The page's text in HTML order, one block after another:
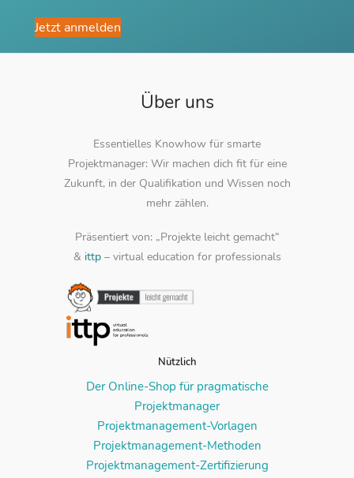
Jetzt anmelden
Über uns
Essentielles Knowhow für smarte
Projektmanager: Wir machen dich fit für eine
Zukunft, in der Qualifikation und Wissen noch
mehr zählen.
Präsentiert von: „Projekte leicht gemacht“
& ittp– virtual education for professionals
Nützlich
Der Online-Shop für pragmatische
Projektmanager
Projektmanagement-Vorlagen
Projektmanagement-Methoden
Projektmanagement-Zertifizierung